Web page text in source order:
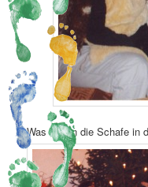
Was haben die Schafe in